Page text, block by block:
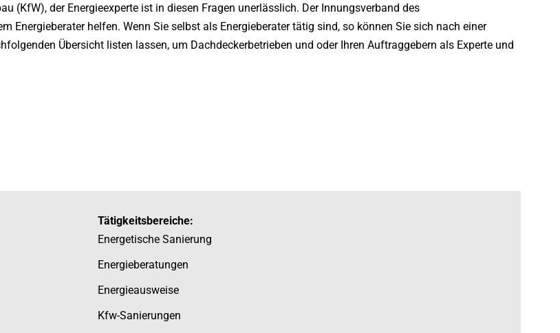
(KfW), der Energieexperte ist in diesen Fragen unerlässlich. Der Innungsverband des
Energieberater helfen. Wenn Sie selbst als Energieberater tätig sind, so können Sie sich nach einer
Übersicht listen lassen, um Dachdeckerbetrieben und oder Ihren Auftraggebern als Experte und
Tätigkeitsbereiche:
Energetische Sanierung
Energieberatungen
Energieausweise
Kfw-Sanierungen